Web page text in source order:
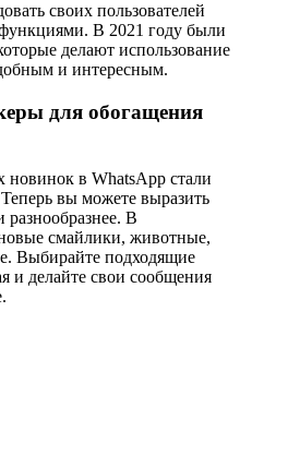
своих пользователей
В 2021 году были
делают использование
и интересным.
для обогащения
в WhatsApp стали
вы можете выразить
В
смайлики, животные,
Выбирайте подходящие
и делайте свои сообщения